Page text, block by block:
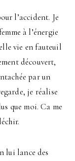
l’accident. Je
à l’énergie
vie en fauteuil
découvert,
par un
je réalise
que moi. Ca me
lui lance des